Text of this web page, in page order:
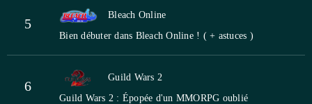
5
Bleach Online
Bien débuter dans Bleach Online ! ( + astuces )
6
Guild Wars 2
Guild Wars 2 : Épopée d'un MMORPG oublié